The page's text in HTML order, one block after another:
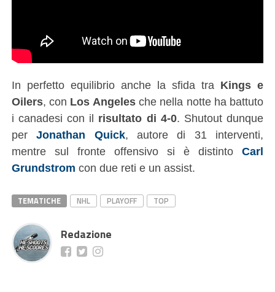
In perfetto equilibrio anche la sfida tra Kings e
Oilers, con Los Angelesche nella notte ha battuto
i canadesi con il risultato di 4-0. Shutout dunque
perJonathan Quick, autore di 31 interventi,
mentre sul fronte offensivo si è distintoCarl
Grundstrom con due reti e un assist.
TEMATICHE NHL PLAYOFF TOP
Redazione